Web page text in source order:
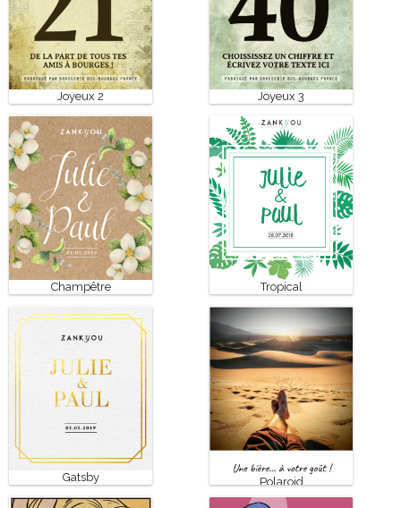
Joyeux 2 Joyeux 3
Champêtre Tropical
Gatsby Polaroid